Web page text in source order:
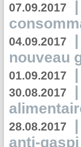
07.09.2017 |
04.09.2017 |
nouveau
01.09.2017 |
30.08.2017 |
28.08.2017 |
anti-gaspi